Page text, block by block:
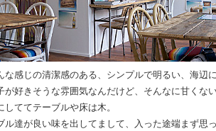
な感じの清潔感のある、シンプルで明るい、海辺
が好きそうな雰囲気なんだけど、そんなに甘くない
しててテーブルや床は木。
ル達が良い味を出してまして、入った途端まず思